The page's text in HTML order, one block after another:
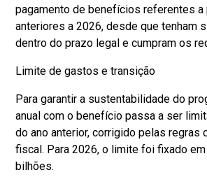
pagamento de benefícios referentes a
anteriores a 2026, desde que tenham
dentro do prazo legal e cumpram os
Limite de gastos e transição
Para garantir a sustentabilidade do
anual com o benefício passa a ser
do ano anterior, corrigido pelas regras
fiscal. Para 2026, o limite foi fixado
bilhões.